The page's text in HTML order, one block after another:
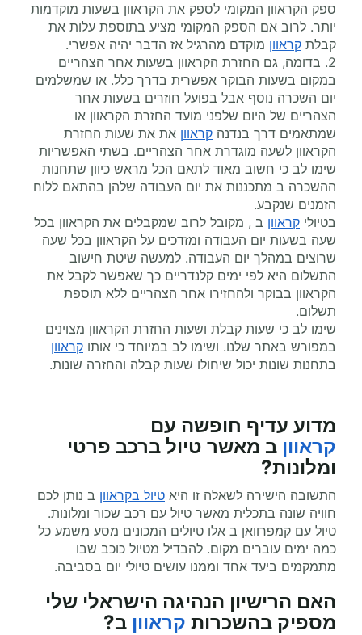
ספק הקראוון המקומי לספק את הקראוון בשעות מוקדמות
יותר. לרוב אם הספק המקומי מציע בתוספת עלות את
קבלת קראוון מוקדם מהרגיל אז הדבר יהיה אפשרי.
2. בדומה, גם החזרת הקראוון בשעות אחר הצהריים
במקום בשעות הבוקר אפשרית בדרך כלל. או שמשלמים
יום השכרה נוסף אבל בפועל חוזרים בשעות אחר
הצהריים של היום שלפני מועד החזרת הקראוון או
שמתאמים דרך בנדנה קראוון את את שעות החזרת
הקראוון לשעה מוגדרת אחר הצהריים. בשתי האפשריות
שימו לב כי חשוב מאוד לתאם הכל מראש כיוון שתחנות
ההשכרה ב מתכננות את יום העבודה שלהן בהתאם ללוח
הזמנים שנקבע.
בטיולי קראוון ב , מקובל לרוב שמקבלים את הקראוון בכל
שעה בשעות יום העבודה ומזדכים על הקראוון בכל שעה
שרוצים במהלך יום העבודה. למעשה שיטת חישוב
התשלום היא לפי ימים קלנדריים כך שאפשר לקבל את
הקראוון בבוקר ולהחזירו אחר הצהריים ללא תוספת
תשלום.
שימו לב כי שעות קבלת ושעות החזרת הקראוון מצוינים
במפורש באתר שלנו. ושימו לב במיוחד כי אותו קראוון
בתחנות שונות יכול שיחולו שעות קבלה והחזרה שונות.
מדוע עדיף חופשה עם
קראוון ב מאשר טיול ברכב פרטי
ומלונות?
התשובה הישירה לשאלה זו היא טיול בקראוון ב נותן לכם
חוויה שונה בתכלית מאשר טיול עם רכב שכור ומלונות.
טיול עם קמפרוואן ב אלו טיולים המכונים מסע משמע כל
כמה ימים עוברים מקום. להבדיל מטיול כוכב שבו
מתמקמים ביעד אחד וממנו עושים טיולי יום בסביבה.
האם הרישיון הנהיגה הישראלי שלי
מספיק בהשכרות קראוון ב?